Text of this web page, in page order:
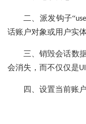
二、派发钩子“
话账户对象或用户实体
三、销毁会话数
会消失，而不仅仅是
四、设置当前账